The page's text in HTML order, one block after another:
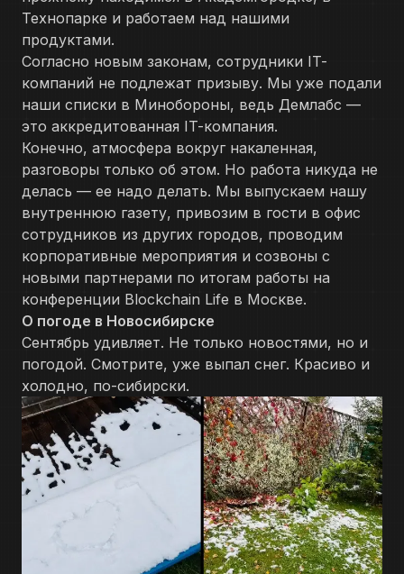
Технопарке и работаем над нашими
продуктами.
Согласно новым законам, сотрудники IT-
компаний не подлежат призыву. Мы уже подали
наши списки в Минобороны, ведь Демлабс —
это аккредитованная IT-компания.
Конечно, атмосфера вокруг накаленная,
разговоры только об этом. Но работа никуда не
делась — ее надо делать. Мы выпускаем нашу
внутреннюю газету, привозим в гости в офис
сотрудников из других городов, проводим
корпоративные мероприятия и созвоны с
новыми партнерами по итогам работы на
конференции Blockchain Life в Москве.
О погоде в Новосибирске
Сентябрь удивляет. Не только новостями, но и
погодой. Смотрите, уже выпал снег. Красиво и
холодно, по-сибирски.